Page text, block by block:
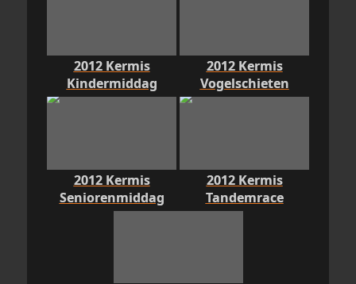
2012 Kermis
Kindermiddag
2012 Kermis
Vogelschieten
2012 Kermis
Seniorenmiddag
2012 Kermis
Tandemrace